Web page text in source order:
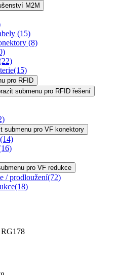
M2M
(15)
(8)
(15)
pro RFID
submenu pro RFID řešení
submenu pro VF konektory
(14)
pro VF redukce
/ prodloužení(72)
(18)